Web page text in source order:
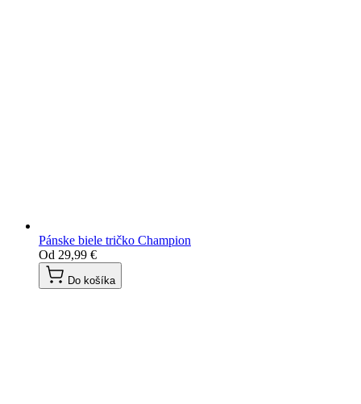
Pánske biele tričko Champion
Od 29,99 €
Do košíka